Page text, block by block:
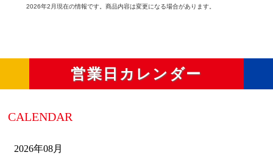
2026年2月現在の情報です。商品内容は変更になる場合があります。
営業日カレンダー
CALENDAR
2026年08月